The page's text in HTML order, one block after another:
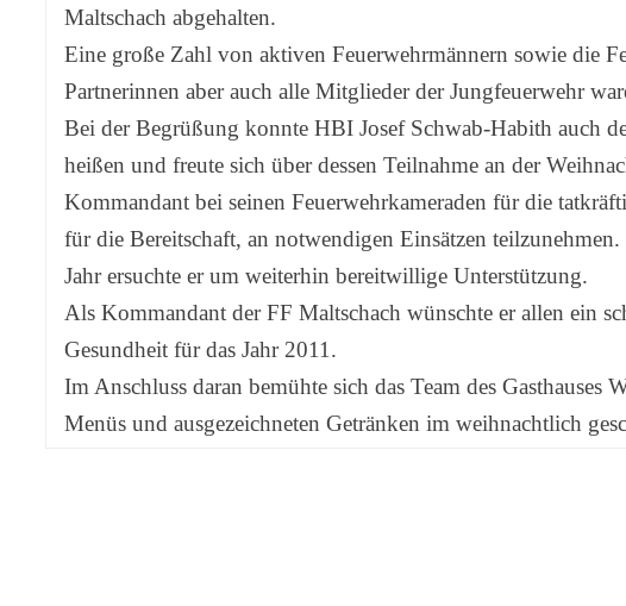
Maltschach abgehalten.
Eine große Zahl von aktiven Feuerwehrmännern sowie die
Partnerinnen aber auch alle Mitglieder der Jungfeuerwehr
Bei der Begrüßung konnte HBI Josef Schwab-Habith auch
heißen und freute sich über dessen Teilnahme an der
Kommandant bei seinen Feuerwehrkameraden für die
für die Bereitschaft, an notwendigen Einsätzen
Jahr ersuchte er um weiterhin bereitwillige Unterstützung.
Als Kommandant der FF Maltschach wünschte er allen ein
Gesundheit für das Jahr 2011.
Im Anschluss daran bemühte sich das Team des
Menüs und ausgezeichneten Getränken im weihnachtlich